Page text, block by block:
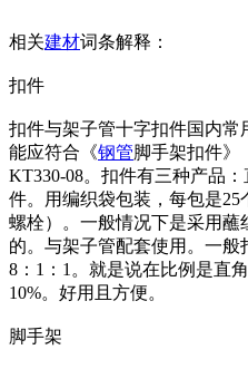
相关建材词条解释：
扣件
扣件与架子管十字扣件国内常
能应符合《钢管脚手架扣件》
KT330-08。扣件有三种产品
件。用编织袋包装，每包是
螺栓）。一般情况下是采用
的。与架子管配套使用。一
8：1：1。就是说在比例是直
10%。好用且方便。
脚手架